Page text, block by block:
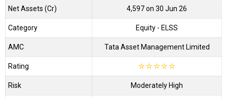
Net Assets (Cr) ₹4,597 on 30 Jun 26
Category Equity - ELSS
AMC Tata Asset Management Limited
Rating ☆☆☆☆☆
Risk Moderately High